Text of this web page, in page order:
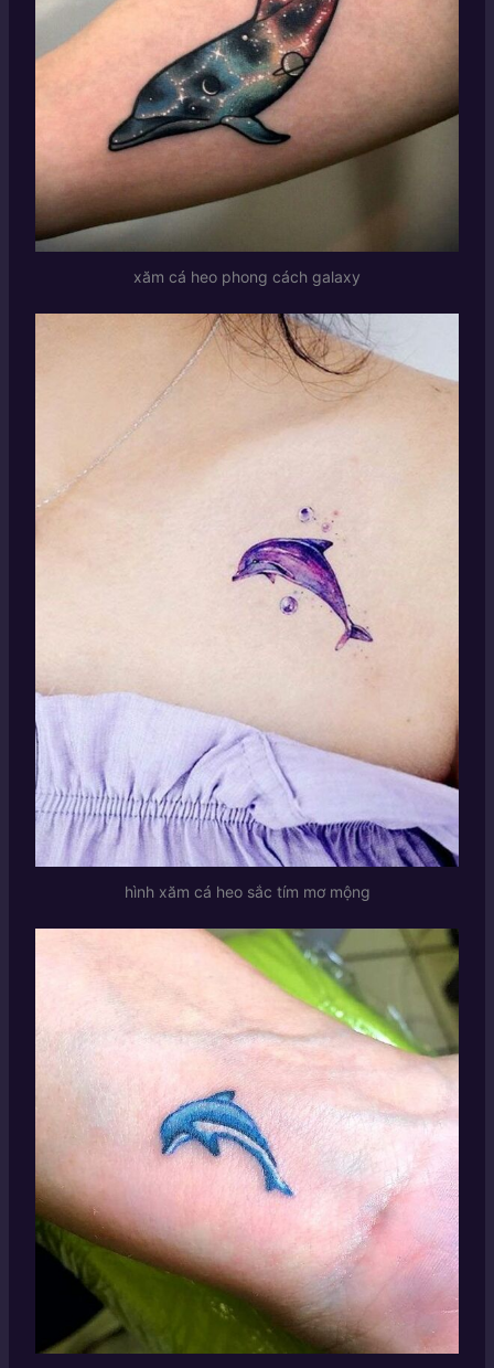
xăm cá heo phong cách galaxy
hình xăm cá heo sắc tím mơ mộng